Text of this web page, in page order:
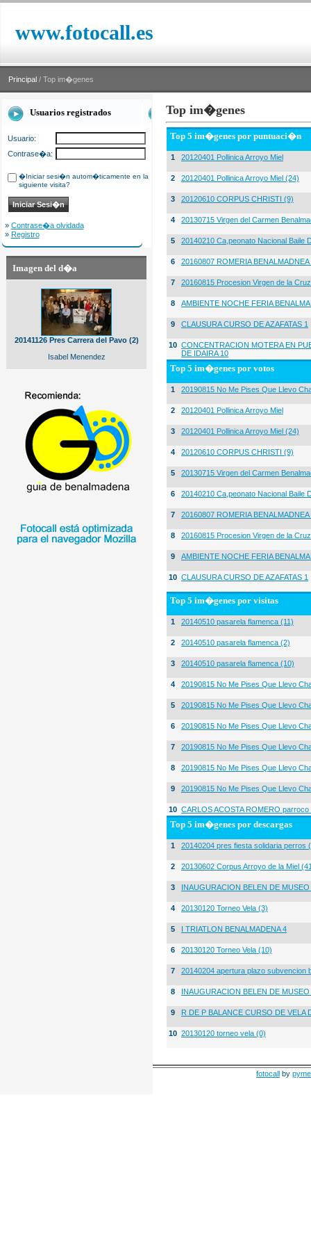
www.fotocall.es
Principal / Top im�genes
Usuarios registrados
Usuario:
Contrase�a:
�Iniciar sesi�n autom�ticamente en la
siguiente visita?
» Contrase�a olvidada
» Registro
Imagen del d�a
20141126 Pres Carrera del Pavo (2)
Isabel Menendez
Top im�genes
Top 5 im�genes por puntuaci�n
1 20120401 Pollinica Arroyo Miel
2 20120401 Pollinica Arroyo Miel (24)
3 20120610 CORPUS CHRISTI (9)
4 20130715 Virgen del Carmen
5 20140210 Ca,peonato Nacional Baile
6 20160807 ROMERIA
7 20160815 Procesion Virgen de la
8 AMBIENTE NOCHE FERIA
9 CLAUSURA CURSO DE AZAFATAS 1
10 CONCENTRACION MOTERA EN
DE IDAIRA 10
Top 5 im�genes por votos
1 20190815 No Me Pises Que Llevo
2 20120401 Pollinica Arroyo Miel
3 20120401 Pollinica Arroyo Miel (24)
4 20120610 CORPUS CHRISTI (9)
5 20130715 Virgen del Carmen
6 20140210 Ca,peonato Nacional Baile
7 20160807 ROMERIA
8 20160815 Procesion Virgen de la
9 AMBIENTE NOCHE FERIA
10 CLAUSURA CURSO DE AZAFATAS 1
Top 5 im�genes por visitas
1 20140510 pasarela flamenca (11)
2 20140510 pasarela flamenca (2)
3 20140510 pasarela flamenca (10)
4 20190815 No Me Pises Que Llevo
5 20190815 No Me Pises Que Llevo
6 20190815 No Me Pises Que Llevo
7 20190815 No Me Pises Que Llevo
8 20190815 No Me Pises Que Llevo
9 20190815 No Me Pises Que Llevo
10 CARLOS ACOSTA ROMERO
Top 5 im�genes por descargas
1 20140204 pres fiesta solidaria perros
2 20130602 Corpus Arroyo de la Miel
3 INAUGURACION BELEN DE
4 20130120 Torneo Vela (3)
5 I TRIATLON BENALMADENA 4
6 20130120 Torneo Vela (10)
7 20140204 apertura plazo subvencion
8 INAUGURACION BELEN DE
9 R DE P BALANCE CURSO DE VELA
10 20130120 torneo vela (0)
fotocall by